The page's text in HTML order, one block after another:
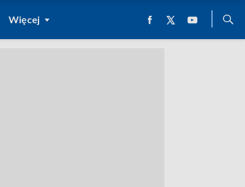
Więcej